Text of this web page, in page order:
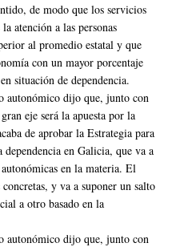
de modo que los servicios
atención a las personas
al promedio estatal y que
con un mayor porcentaje
situación de dependencia.
autonómico dijo que, junto con
eje será la apuesta por la
de aprobar la Estrategia para
en Galicia, que va a
en la materia. El
y va a suponer un salto
a otro basado en la
autonómico dijo que, junto con